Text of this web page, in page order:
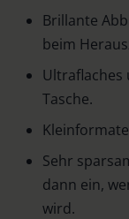
Brillante
beim
Ultraflaches
Tasche.
Sehr
dann ein,
wird.